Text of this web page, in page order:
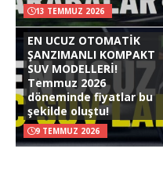
13 TEMMUZ 2026
EN UCUZ OTOMATİK
ŞANZIMANLI KOMPAKT
SUV MODELLERİ!
Temmuz 2026
döneminde fiyatlar bu
şekilde oluştu!
9 TEMMUZ 2026